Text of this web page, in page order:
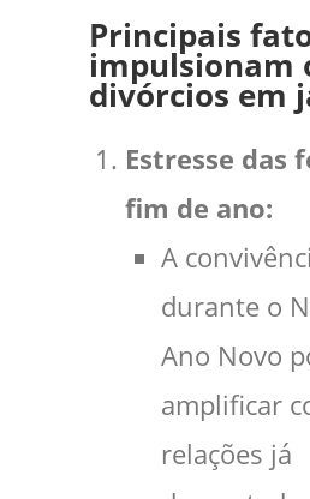
Principais
impulsionam
divórcios em
Estresse das
fim de ano:
A
durante o
Ano Novo
amplificar
relações já